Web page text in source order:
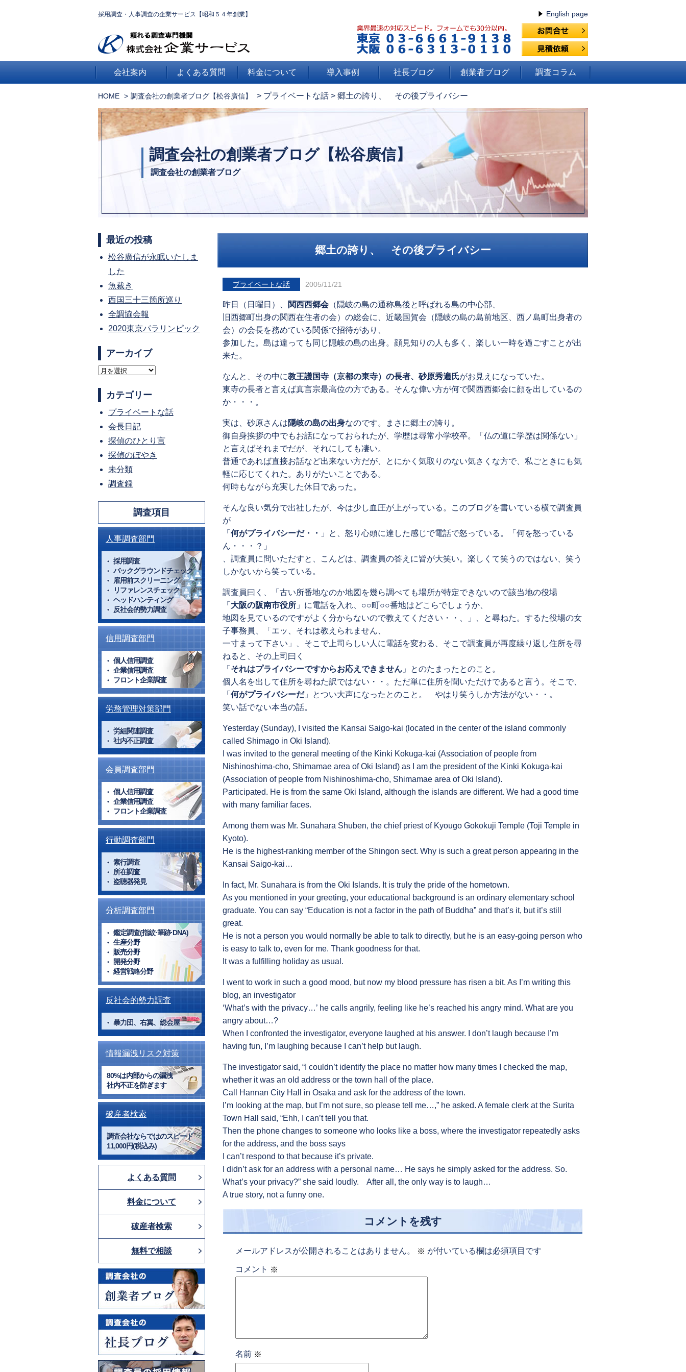
English page
採用調査・人事調査の企業サービス【昭和５４年創業】
会社案内 よくある質問 料金について 導入事例 社長ブログ 創業者ブログ 調査コラム
HOME 調査会社の創業者ブログ【松谷廣信】 > プライベートな話 > 郷土の誇り、 その後プライバシー
調査会社の創業者ブログ【松谷廣信】
調査会社の創業者ブログ
郷土の誇り、 その後プライバシー
プライベートな話 2005/11/21
昨日（日曜日）、 関西西郷会（隠岐の島の通称島後と呼ばれる島の中心部、
旧西郷町出身の関西在住者の会）の総会に、近畿国賀会（隠岐の島の島前地区、西ノ島町出身者の
会）の会長を務めている関係で招待があり、
参加した。島は違っても同じ隠岐の島の出身。顔見知りの人も多く、楽しい一時を過ごすことが出
来た。
なんと、その中に教王護国寺（京都の東寺）の長者、砂原秀遍氏がお見えになっていた。
東寺の長者と言えば真言宗最高位の方である。そんな偉い方が何で関西西郷会に顔を出しているの
か・・・。
実は、砂原さんは隠岐の島の出身なのです。まさに郷土の誇り。
御自身挨拶の中でもお話になっておられたが、学歴は尋常小学校卒。「仏の道に学歴は関係ない」
と言えばそれまでだが、それにしても凄い。
普通であれば直接お話など出来ない方だが、とにかく気取りのない気さくな方で、私ごときにも気
軽に応じてくれた。ありがたいことである。
何時もながら充実した休日であった。
そんな良い気分で出社したが、今は少し血圧が上がっている。このブログを書いている横で調査員
が
「 何がプライバシーだ・・
」と、怒り心頭に達した感じで電話で怒っている。「何を怒っている
ん・・・？」
、調査員に問いただすと、こんどは、調査員の答えに皆が大笑い。楽しくて笑うのではない、笑う
しかないから笑っている。
調査員曰く、「古い所番地なのか地図を幾ら調べても場所が特定できないので該当地の役場
「 大阪の阪南市役所 」に電話を入れ、○○町○○番地はどこらでしょうか、
地図を見ているのですがよく分からないので教えてください・・、」、と尋ねた。するた役場の女
子事務員、「エッ、それは教えられません、
一寸まって下さい」、そこで上司らしい人に電話を変わる、そこで調査員が再度繰り返し住所を尋
ねると、その上司曰く
「 それはプライバシーですからお応えできません 」とのたまったとのこと。
個人名を出して住所を尋ねた訳ではない・・。ただ単に住所を聞いただけであると言う。そこで、
「 何がプライバシーだ」とつい大声になったとのこと。 やはり笑うしか方法がない・・。
笑い話でない本当の話。
Yesterday (Sunday), I visited the Kansai Saigo-kai (located in the center of the island commonly
called Shimago in Oki Island).
I was invited to the general meeting of the Kinki Kokuga-kai (Association of people from
Nishinoshima-cho, Shimamae area of Oki Island) as I am the president of the Kinki Kokuga-kai
(Association of people from Nishinoshima-cho, Shimamae area of Oki Island).
Participated. He is from the same Oki Island, although the islands are different. We had a good time
with many familiar faces.
Among them was Mr. Sunahara Shuben, the chief priest of Kyougo Gokokuji Temple (Toji Temple in
Kyoto).
He is the highest-ranking member of the Shingon sect. Why is such a great person appearing in the
Kansai Saigo-kai…
In fact, Mr. Sunahara is from the Oki Islands. It is truly the pride of the hometown.
As you mentioned in your greeting, your educational background is an ordinary elementary school
graduate. You can say “Education is not a factor in the path of Buddha” and that’s it, but it’s still
great.
He is not a person you would normally be able to talk to directly, but he is an easy-going person who
is easy to talk to, even for me. Thank goodness for that.
It was a fulfilling holiday as usual.
I went to work in such a good mood, but now my blood pressure has risen a bit. As I’m writing this
blog, an investigator
‘What’s with the privacy…’ he calls angrily, feeling like he’s reached his angry mind. What are you
angry about…?
When I confronted the investigator, everyone laughed at his answer. I don’t laugh because I’m
having fun, I’m laughing because I can’t help but laugh.
The investigator said, “I couldn’t identify the place no matter how many times I checked the map,
whether it was an old address or the town hall of the place.
Call Hannan City Hall in Osaka and ask for the address of the town.
I’m looking at the map, but I’m not sure, so please tell me…,” he asked. A female clerk at the Surita
Town Hall said, “Ehh, I can’t tell you that.
Then the phone changes to someone who looks like a boss, where the investigator repeatedly asks
for the address, and the boss says
I can’t respond to that because it’s private.
I didn’t ask for an address with a personal name… He says he simply asked for the address. So.
What’s your privacy?” she said loudly. After all, the only way is to laugh…
A true story, not a funny one.
コメントを残す
メールアドレスが公開されることはありません。 ※ が付いている欄は必須項目です
コメント ※
名前 ※
最近の投稿
松谷廣信が永眠いたしま
した
魚裁き
西国三十三箇所巡り
全調協会報
2020東京パラリンピック
アーカイブ
ア
イ
ブ
カテゴリー
プライベートな話
会長日記
探偵のひとり言
探偵のぼやき
未分類
調査録
調査項目
人事調査部門
採用調査
バックグラウンドチェック
雇用前スクリーニング
リファレンスチェック
ヘッドハンティング
反社会的勢力調査
信用調査部門
個人信用調査
企業信用調査
フロント企業調査
労務管理対策部門
労組関連調査
社内不正調査
会員調査部門
個人信用調査
企業信用調査
フロント企業調査
行動調査部門
素行調査
所在調査
盗聴器発見
分析調査部門
鑑定調査(指紋·筆跡·DNA)
生産分野
販売分野
開発分野
経営戦略分野
反社会的勢力調査
暴力団、右翼、総会屋
情報漏洩リスク対策
80%は内部からの漏洩
社内不正を防ぎます
破産者検索
調査会社ならではのスピード
11,000円(税込み)
よくある質問
料金について
破産者検索
無料で相談